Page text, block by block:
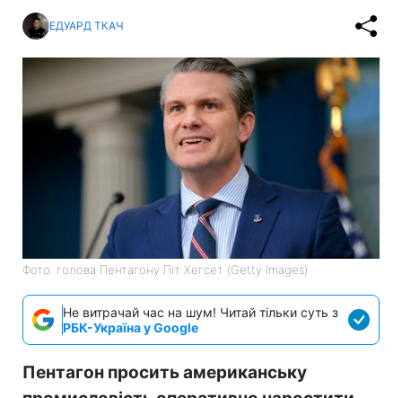
ЕДУАРД ТКАЧ
Фото: голова Пентагону Піт Хегсет (Getty Images)
Не витрачай час на шум! Читай тільки суть з
РБК-Україна у Google
Пентагон просить американську